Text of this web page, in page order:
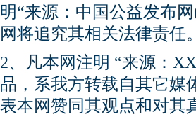
明“来源：中国公益发布
网将追究其相关法律责任。
2、凡本网注明 “来源：
品，系我方转载自其它媒
表本网赞同其观点和对其